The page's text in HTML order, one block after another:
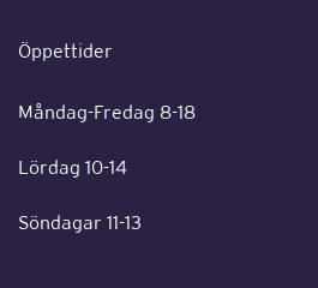
Öppettider
Måndag-Fredag 8-18
Lördag 10-14
Söndagar 11-13